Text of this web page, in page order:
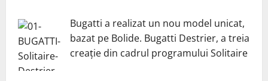
Bugatti a realizat un nou model unicat,
bazat pe Bolide. Bugatti Destrier, a treia
creație din cadrul programului Solitaire